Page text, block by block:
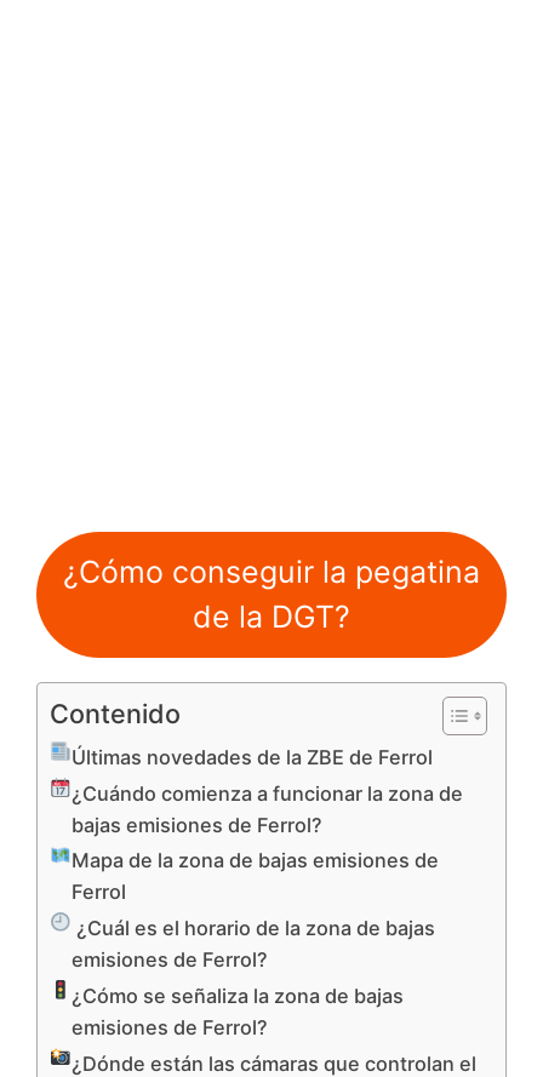
¿Cómo conseguir la pegatina
de la DGT?
Contenido
Últimas novedades de la ZBE de Ferrol
¿Cuándo comienza a funcionar la zona de
bajas emisiones de Ferrol?
Mapa de la zona de bajas emisiones de
Ferrol
¿Cuál es el horario de la zona de bajas
emisiones de Ferrol?
¿Cómo se señaliza la zona de bajas
emisiones de Ferrol?
¿Dónde están las cámaras que controlan el